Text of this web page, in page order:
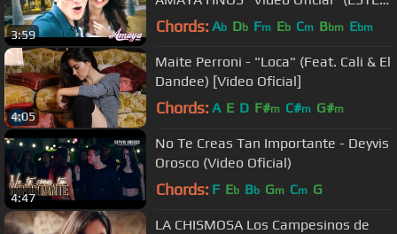
3:59
CORAZON ME HACE TUN TUN)
Chords: Ab Db Fm Eb Cm Bbm Ebm
4:05
Maite Perroni - "Loca" (Feat. Cali & El
Dandee) [Video Oficial]
Chords: A E D F#m C#m G#m
4:47
No Te Creas Tan Importante - Deyvis
Orosco (Video Oficial)
Chords: F Eb Bb Gm Cm G
LA CHISMOSA Los Campesinos de